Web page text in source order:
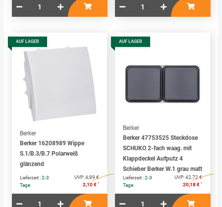
AUF LAGER
Berker
Berker 16208989 Wippe
S.1/B.3/B.7 Polarweiß
glänzend
Lieferzeit :2-3
Tage
UVP:4,89 €
2,10 € *
AUF LAGER
Berker
Berker 47753525 Steckdose
SCHUKO 2-fach waag. mit
Klappdeckel Aufputz 4
Schieber Berker W.1 grau matt
Lieferzeit :2-3
Tage
UVP:42,72 €
20,18 € *